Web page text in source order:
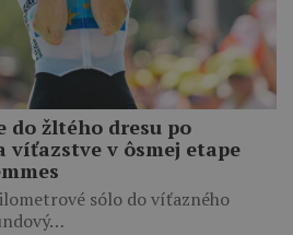
do žltého dresu po
víťazstve v ôsmej etape
sólo do víťazného